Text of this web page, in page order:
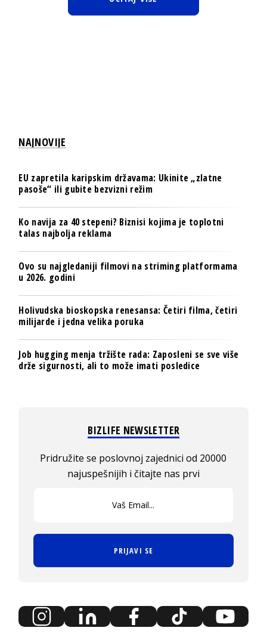
NAJNOVIJE
EU zapretila karipskim državama: Ukinite „zlatne
pasoše“ ili gubite bezvizni režim
Ko navija za 40 stepeni? Biznisi kojima je toplotni
talas najbolja reklama
Ovo su najgledaniji filmovi na striming platformama
u 2026. godini
Holivudska bioskopska renesansa: Četiri filma, četiri
milijarde i jedna velika poruka
Job hugging menja tržište rada: Zaposleni se sve više
drže sigurnosti, ali to može imati posledice
BIZLIFE NEWSLETTER
Pridružite se poslovnoj zajednici od 20000
najuspešnijih i čitajte nas prvi
PRIJAVI SE